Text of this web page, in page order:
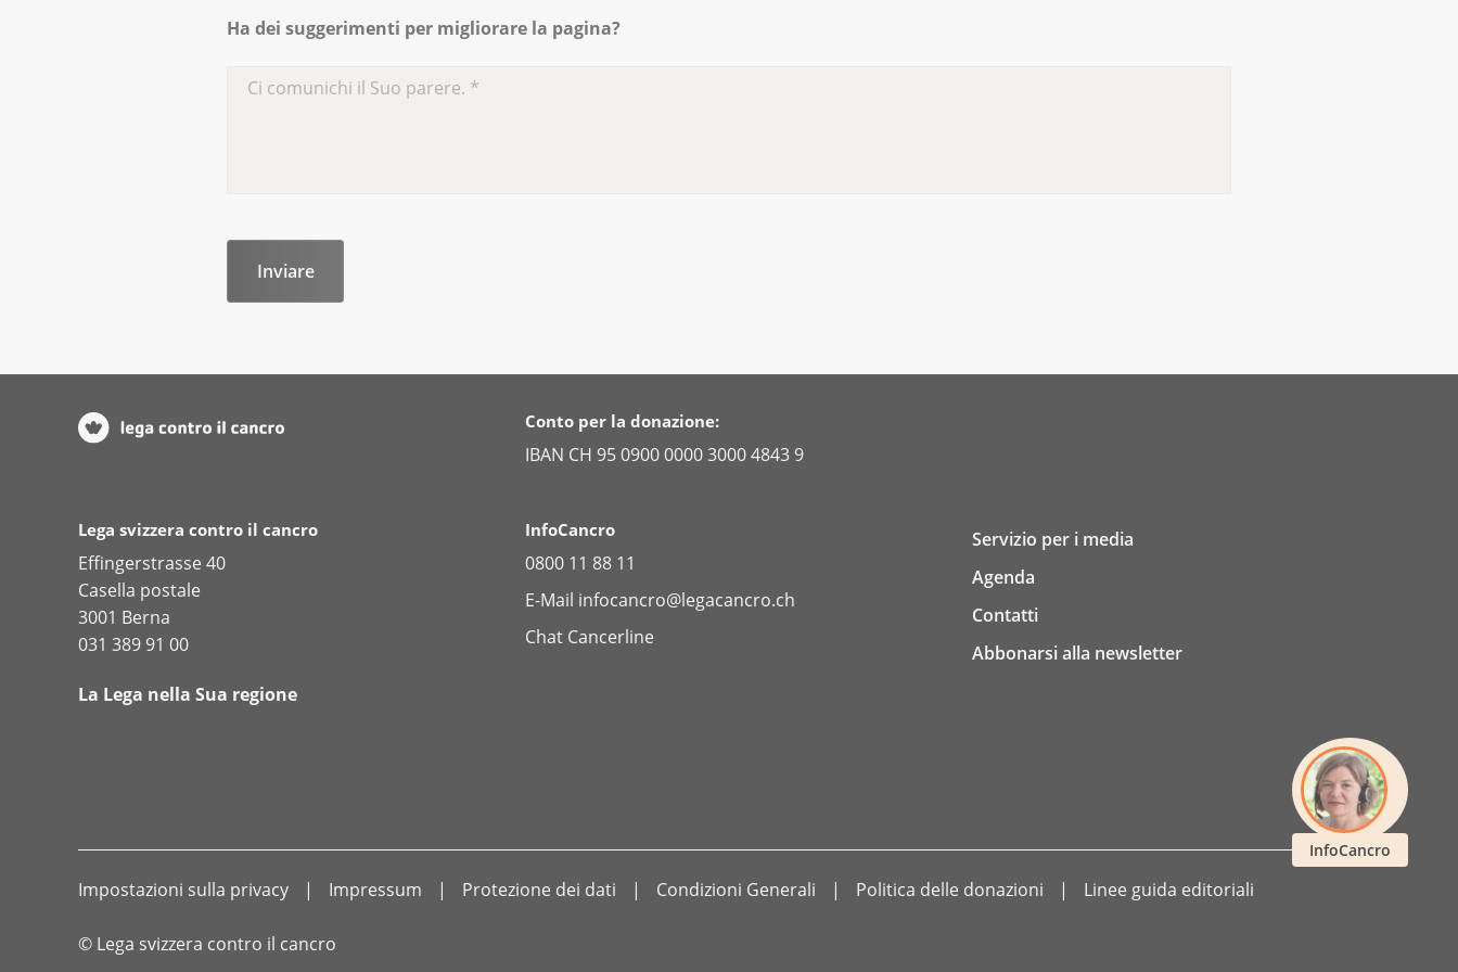
Ha dei suggerimenti per migliorare la pagina?
InfoCancro
Conto per la donazione:
IBAN CH 95 0900 0000 3000 4843 9
Lega svizzera contro il cancro
Effingerstrasse 40
Casella postale
3001 Berna
031 389 91 00
La Lega nella Sua regione
InfoCancro
0800 11 88 11
E-Mail infocancro@legacancro.ch
Chat Cancerline
Servizio per i media
Agenda
Contatti
Abbonarsi alla newsletter
Impostazioni sulla privacy Impressum Protezione dei dati Condizioni Generali Politica delle donazioni Linee guida editoriali
© Lega svizzera contro il cancro